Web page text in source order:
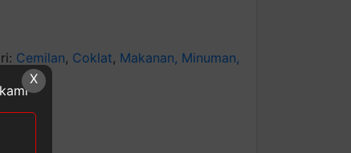
Cemilan, Coklat, Makanan, Minuman,
X